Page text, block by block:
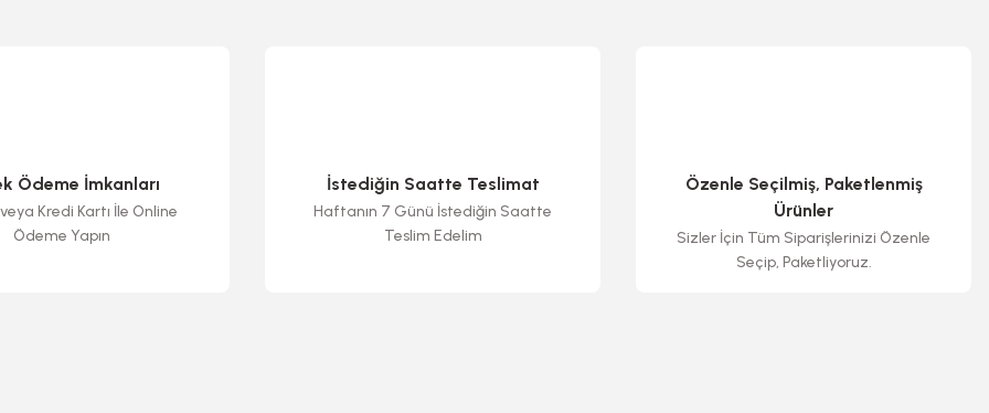
Ödeme İmkanları
Kredi Kartı İle Online
Ödeme Yapın
İstediğin Saatte Teslimat
Haftanın 7 Günü İstediğin Saatte
Teslim Edelim
Özenle Seçilmiş, Paketlenmiş
Ürünler
Sizler İçin Tüm Siparişlerinizi Özenle
Seçip, Paketliyoruz.